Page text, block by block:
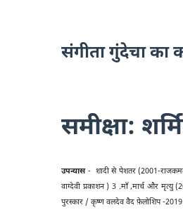
संगीता गुंदेचा का
समीक्षा:
उपन्यास - शादी से पेशतर (2001-
वाग्देवी प्रकाशन ) 3 .माँ ,मार्च और
पुरस्कार / कृष्ण वलदेव वैद फ़ेलोशिप -2019